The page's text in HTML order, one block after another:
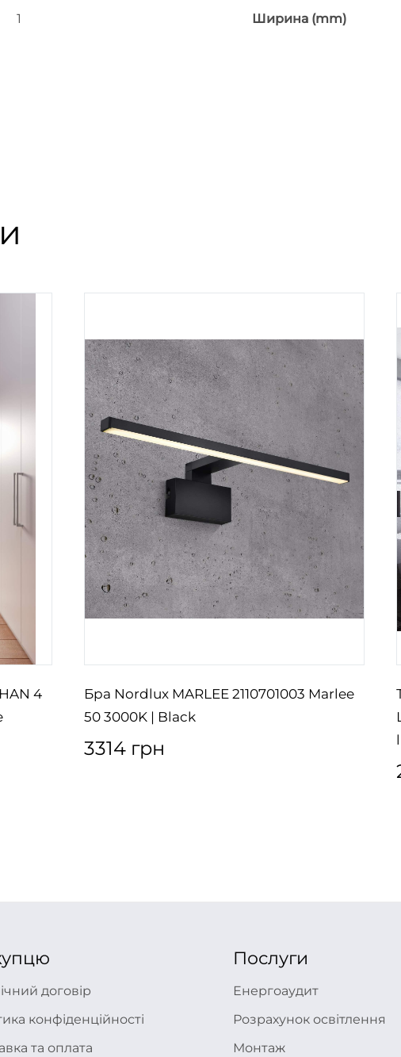
1 Ширина (mm)
4
Бра Nordlux MARLEE 2110701003 Marlee
50 3000K | Black
3314 грн
договір
конфіденційності
та оплата
Послуги
Енергоаудит
Розрахунок освітлення
Монтаж